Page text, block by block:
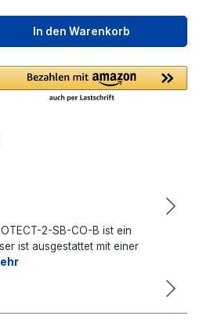
Gib den
In den Warenkorb
2-SB-CO-B ist ein
ist ausgestattet mit einer